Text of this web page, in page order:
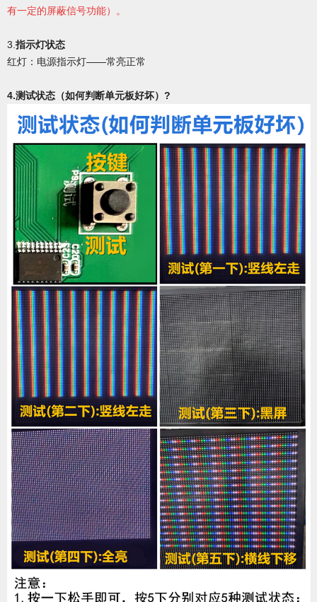
有一定的屏蔽信号功能）。
3. 指示灯状态
红灯：电源指示灯——常亮正常
4.测试状态（如何判断单元板好坏）?